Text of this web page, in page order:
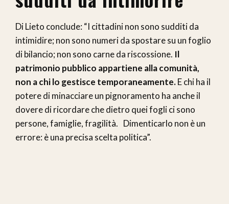
Di Lieto conclude: “I cittadini non sono sudditi da
intimidire; non sono numeri da spostare su un foglio
di bilancio; non sono carne da riscossione. Il
patrimonio pubblico appartiene alla comunità,
non a chi lo gestisce temporaneamente.E chi ha il
potere di minacciare un pignoramento ha anche il
dovere di ricordare che dietro quei fogli ci sono
persone, famiglie, fragilità. Dimenticarlo non è un
errore: è una precisa scelta politica”.